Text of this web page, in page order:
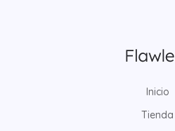
Inicio
Tienda